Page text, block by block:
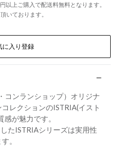
以上ご購入で配送料無料となります。
いております。
に入り登録
コンランショップ）オリジナ
レクションのISTRIA(イスト
が魅力です。
たISTRIAシリーズは実用性
。